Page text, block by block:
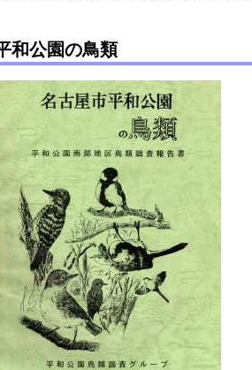
和公園の鳥類